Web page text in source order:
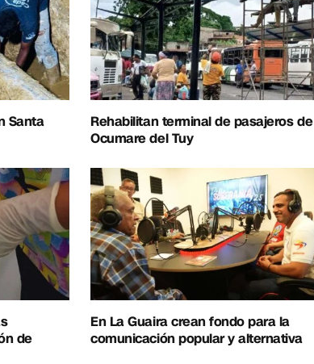
Santa
Rehabilitan terminal de pasajeros de
Ocumare del Tuy
de
En La Guaira crean fondo para la
comunicación popular y alternativa